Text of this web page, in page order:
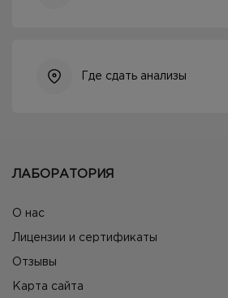
Где сдать анализы
ЛАБОРАТОРИЯ
О нас
Лицензии и сертификаты
Отзывы
Карта сайта